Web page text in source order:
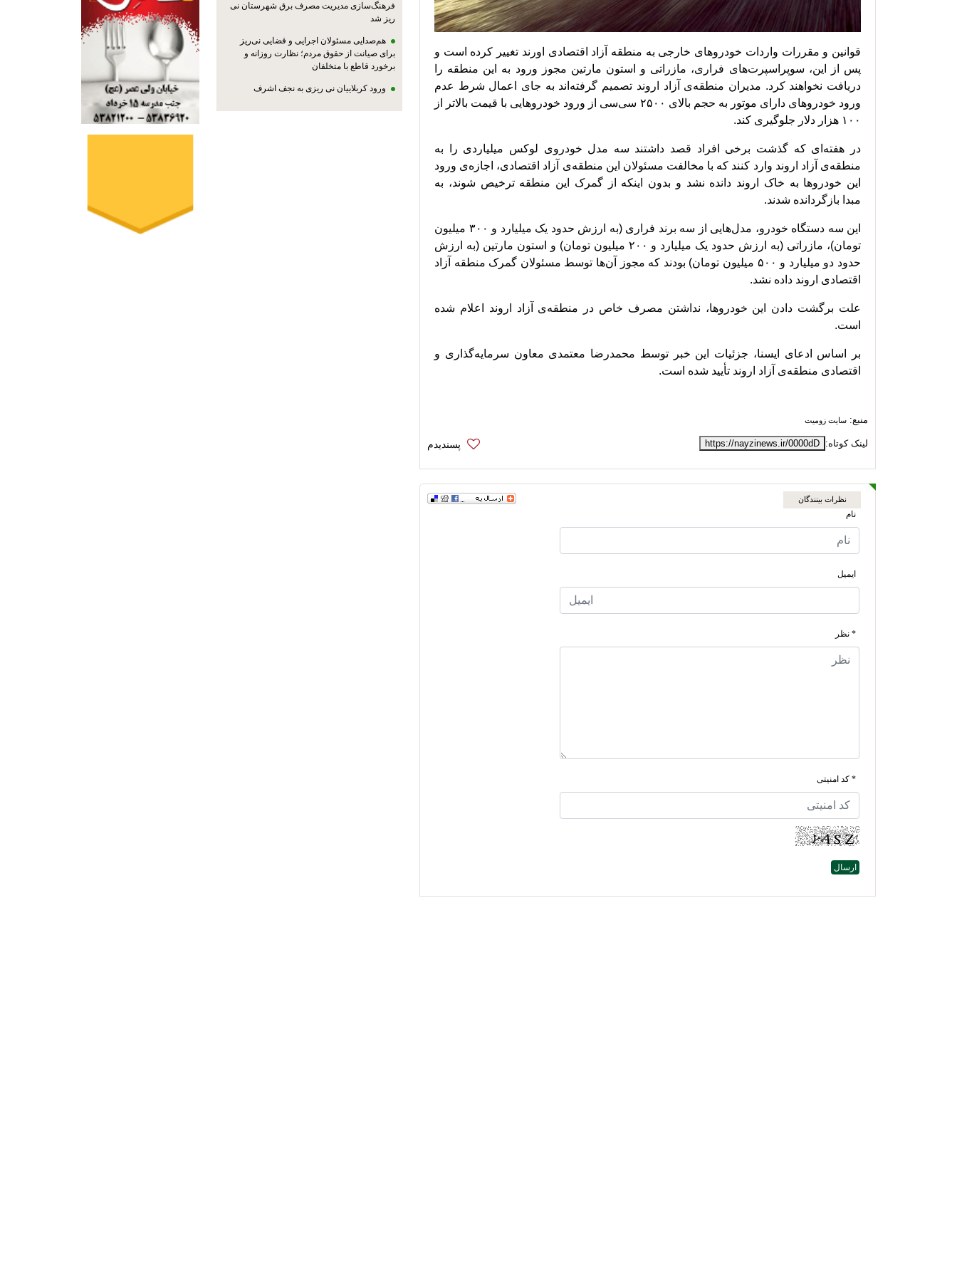
قوانین و مقررات واردات خودروهای خارجی به منطقه آزاد اقتصادی اورند تغییر کرده است و
پس از این، سوپراسپرت‌های فراری، مازراتی و استون مارتین مجوز ورود به این منطقه را
دریافت نخواهند کرد. مدیران منطقه‌ی آزاد اروند تصمیم‌ گرفته‌اند به جای اعمال شرط عدم
ورود خودروهای دارای موتور به حجم بالای ۲۵۰۰ سی‌سی از ورود خودروهایی با قیمت بالاتر از
۱۰۰ هزار دلار جلوگیری کند.
در هفته‌ای که گذشت برخی افراد قصد داشتند سه مدل خودروی لوکس میلیاردی را به
منطقه‌ی آزاد اروند وارد کنند که با مخالفت مسئولان این منطقه‌ی آزاد اقتصادی، اجازه‌ی ورود
این خودروها به خاک اروند دانده نشد و بدون اینکه از گمرک این منطقه ترخیص شوند، به
مبدا بازگردانده شدند.
این سه دستگاه خودرو، مدل‌هایی از سه برند فراری (به ارزش حدود یک میلیارد و ۳۰۰ میلیون
تومان)، مازراتی (به ارزش حدود یک میلیارد و ۲۰۰ میلیون تومان) و استون مارتین (به ارزش
حدود دو میلیارد و ۵۰۰ میلیون تومان) بودند که مجوز آن‌ها توسط مسئولان گمرک منطقه آزاد
اقتصادی اروند داده نشد.
علت برگشت دادن این خودروها، نداشتن مصرف خاص در منطقه‌‌ی آزاد اروند اعلام شده
است.
بر اساس ادعای ایسنا، جزئیات این خبر توسط محمدرضا معتمدی معاون سرمایه‌گذاری و
اقتصادی منطقه‌ی آزاد اروند تأیید شده است.
منبع: سایت زومیت
لینک کوتاه: https://nayzinews.ir/0000dD
نظرات بینندگان
نام
ایمیل
* نظر
* کد امنیتی
فرهنگ‌سازی مدیریت مصرف برق شهرستان نی
ریز شد
هم‌صدایی مسئولان اجرایی و قضایی نی‌ریز
برای صیانت از حقوق مردم؛ نظارت روزانه و
برخورد قاطع با متخلفان
ورود کربلاییان نی ریزی به نجف اشرف